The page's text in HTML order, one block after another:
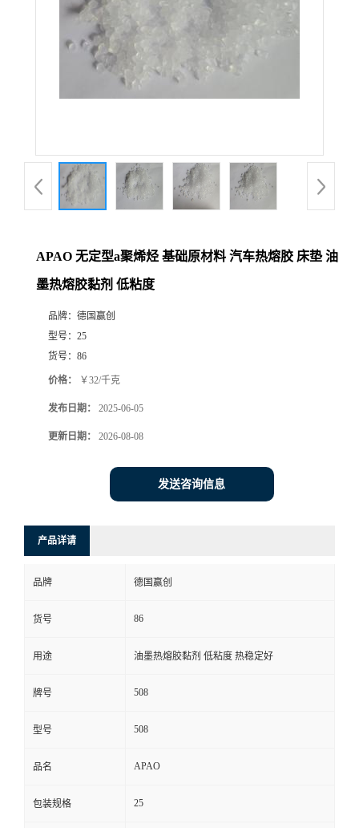
APAO 无定型a聚烯烃 基础原材料 汽车热熔胶 床垫 油
墨热熔胶黏剂 低粘度
品牌： 德国赢创
型号： 25
货号： 86
价格： ￥32/千克
发布日期： 2025-06-05
更新日期： 2026-08-08
发送咨询信息
产品详请
品牌 德国赢创
货号 86
用途 油墨热熔胶黏剂 低粘度 热稳定好
牌号 508
型号 508
品名 APAO
包装规格 25